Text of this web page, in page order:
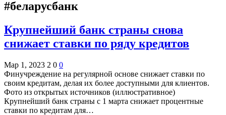
#беларусбанк
Крупнейший банк страны снова
снижает ставки по ряду кредитов
Мар 1, 2023 2 0 0
Финучреждение на регулярной основе снижает ставки по
своим кредитам, делая их более доступными для клиентов.
Фото из открытых источников (иллюстративное)
Крупнейший банк страны с 1 марта снижает процентные
ставки по кредитам для…